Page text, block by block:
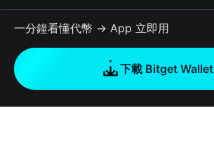
RWA
如何購買加密貨幣
Polygon
一分鐘看懂代幣 → App 立即用
下載 Bitget Wallet